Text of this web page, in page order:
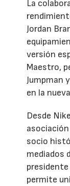
La
Jordan
versión
Maestro,
Jumpman
en la
Desde
socio
mediados
presidente
permite